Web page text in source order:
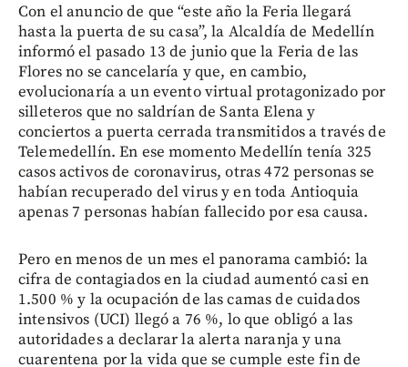
Con el anuncio de que “este año la Feria llegará
hasta la puerta de su casa”, la Alcaldía de Medellín
informó el pasado 13 de junio que la Feria de las
Flores no se cancelaría y que, en cambio,
evolucionaría a un evento virtual protagonizado por
silleteros que no saldrían de Santa Elena y
conciertos a puerta cerrada transmitidos a través de
Telemedellín. En ese momento Medellín tenía 325
casos activos de coronavirus, otras 472 personas se
habían recuperado del virus y en toda Antioquia
apenas 7 personas habían fallecido por esa causa.
Pero en menos de un mes el panorama cambió: la
cifra de contagiados en la ciudad aumentó casi en
1.500 % y la ocupación de las camas de cuidados
intensivos (UCI) llegó a 76 %, lo que obligó a las
autoridades a declarar la alerta naranja y una
cuarentena por la vida que se cumple este fin de